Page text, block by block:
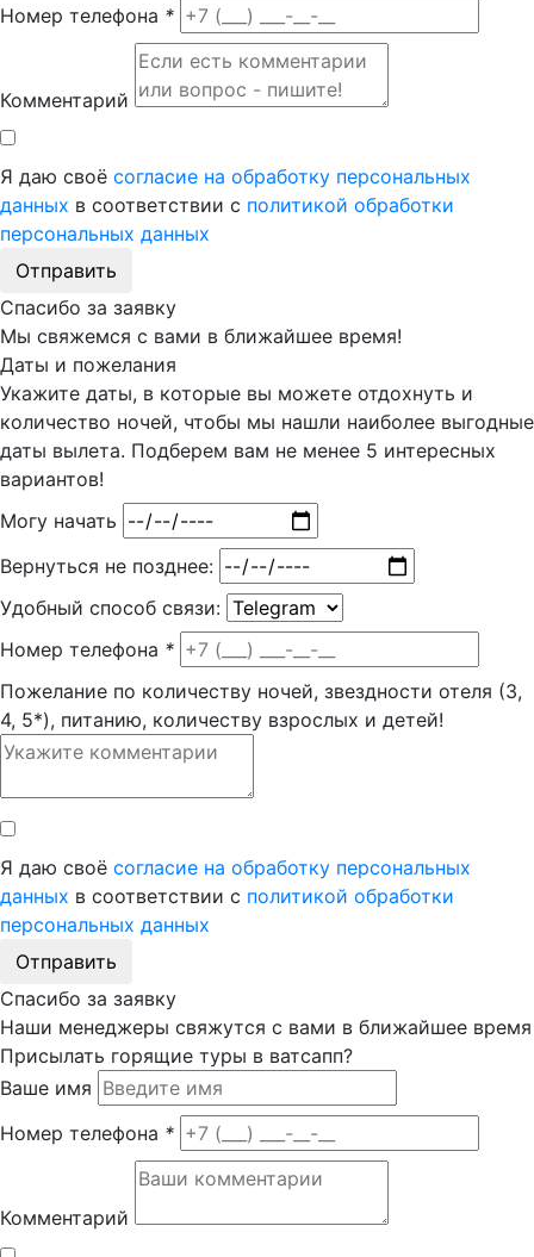
Номер телефона *
Комментарий
Я даю своё согласие на обработку персональных
данных в соответствии с политикой обработки
персональных данных
Отправить
Спасибо за заявку
Мы свяжемся с вами в ближайшее время!
Даты и пожелания
Укажите даты, в которые вы можете отдохнуть и
количество ночей, чтобы мы нашли наиболее выгодные
даты вылета. Подберем вам не менее 5 интересных
вариантов!
Могу начать
Вернуться не позднее:
Удобный способ связи:
Номер телефона *
Пожелание по количеству ночей, звездности отеля (3,
4, 5*), питанию, количеству взрослых и детей!
Я даю своё согласие на обработку персональных
данных в соответствии с политикой обработки
персональных данных
Отправить
Спасибо за заявку
Наши менеджеры свяжутся с вами в ближайшее время
Присылать горящие туры в ватсапп?
Ваше имя
Номер телефона *
Комментарий